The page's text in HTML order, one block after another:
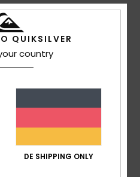
/5
Qualität
Verhältnis: 5 Größe:
QUIKSILVER
country
DE SHIPPING ONLY